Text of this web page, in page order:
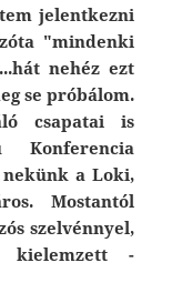
jelentkezni
"mindenki
nehéz ezt
se próbálom.
csapatai is
Konferencia
nekünk a Loki,
Mostantól
szelvénnyel,
kielemzett -